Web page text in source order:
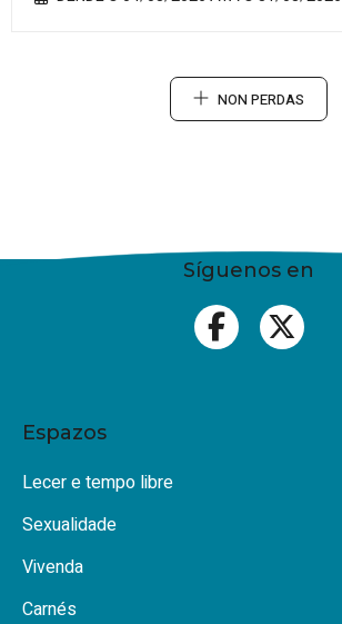
NON PERDAS
Síguenos en
Espazos
Lecer e tempo libre
Sexualidade
Vivenda
Carnés